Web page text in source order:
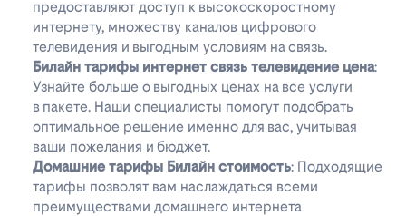
предоставляют доступ к высокоскоростному
интернету, множеству каналов цифрового
телевидения и выгодным условиям на связь.
Билайн тарифы интернет связь телевидение цена:
Узнайте больше о выгодных ценах на все услуги
в пакете. Наши специалисты помогут подобрать
оптимальное решение именно для вас, учитывая
ваши пожелания и бюджет.
Домашние тарифы Билайн стоимость: Подходящие
тарифы позволят вам наслаждаться всеми
преимуществами домашнего интернета